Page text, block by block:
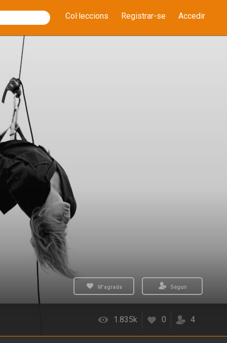
Col·leccions Registrar-se Accedir
M'agrada Seguir
1.835k 0 4